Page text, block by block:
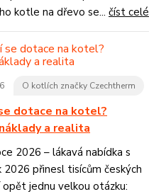
kotle na dřevo se... číst celé
O kotlích značky Czechtherm
dotace na kotel?
a realita
2026 – lákavá nabídka s
2026 přinesl tisícům českých
jednu velkou otázku: